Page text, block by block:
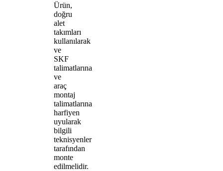
Ürün,
doğru
alet
takımları
kullanılarak
ve
SKF
talimatlarına
ve
araç
montaj
talimatlarına
harfiyen
uyularak
bilgili
teknisyenler
tarafından
monte
edilmelidir.